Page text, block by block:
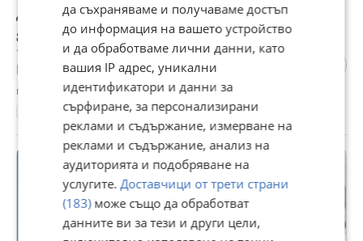
Дава под наем 2-СТАЕН, гр. София, Белите брези
849 €
1 660,50 лв
Цената е с включен ДДС
гр. София, Белите брези, днес, 10:49
ет. 5 2-стаен 8 €/м²
да съхраняваме и получаваме достъп
до информация на вашето устройство
и да обработваме лични данни, като
вашия IP адрес, уникални
идентификатори и данни за
сърфиране, за персонализирани
реклами и съдържание, измерване на
реклами и съдържание, анализ на
аудиторията и подобряване на
услугите.Доставчици от трети страни
(183)може също да обработват
данните ви за тези и други цели,